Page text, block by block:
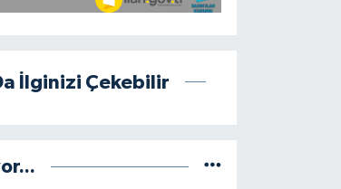
İlginizi Çekebilir